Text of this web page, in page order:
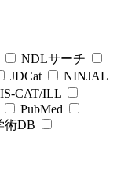
NDLサーチ
JDCat
NINJAL
CAT/ILL
PubMed
術DB